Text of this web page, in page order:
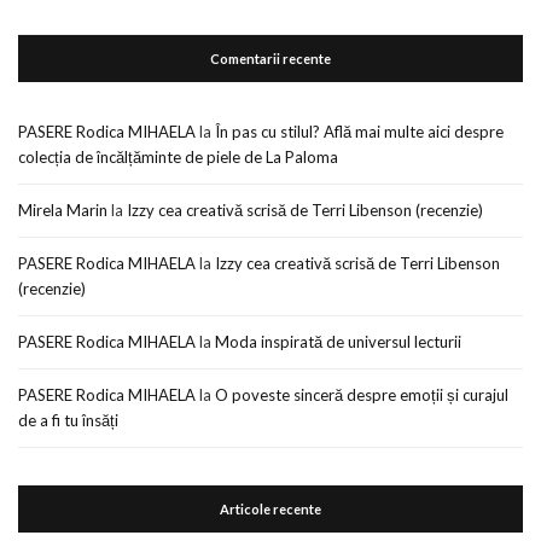
Comentarii recente
PASERE Rodica MIHAELAla În pas cu stilul? Află mai multe aici despre
colecția de încălțăminte de piele de La Paloma
Mirela Marin la Izzy cea creativă scrisă de Terri Libenson (recenzie)
PASERE Rodica MIHAELAla Izzy cea creativă scrisă de Terri Libenson
(recenzie)
PASERE Rodica MIHAELAla Moda inspirată de universul lecturii
PASERE Rodica MIHAELAla O poveste sinceră despre emoții și curajul
de a fi tu însăți
Articole recente